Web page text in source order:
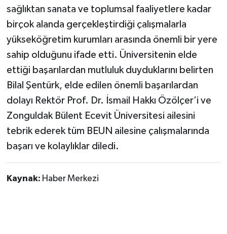
sağlıktan sanata ve toplumsal faaliyetlere kadar
birçok alanda gerçekleştirdiği çalışmalarla
yükseköğretim kurumları arasında önemli bir yere
sahip olduğunu ifade etti. Üniversitenin elde
ettiği başarılardan mutluluk duyduklarını belirten
Bilal Şentürk, elde edilen önemli başarılardan
dolayı Rektör Prof. Dr. İsmail Hakkı Özölçer’i ve
Zonguldak Bülent Ecevit Üniversitesi ailesini
tebrik ederek tüm BEUN ailesine çalışmalarında
başarı ve kolaylıklar diledi.
Kaynak: Haber Merkezi